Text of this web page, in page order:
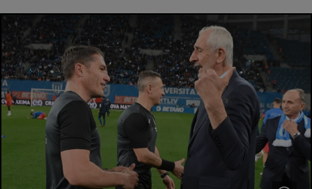
SuperLiga
Liga 2
Cupa României
Echipa Națională
U21
Fotbal feminin
Special